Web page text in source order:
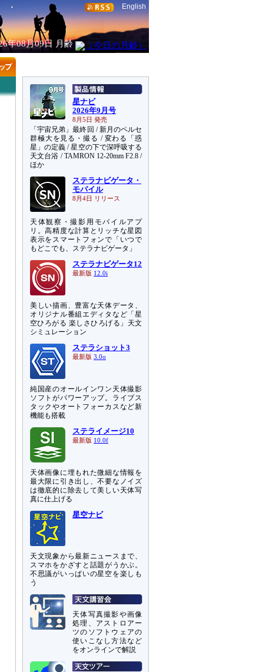
English
年08月09日 月齢
星ナビ
2026年9月号
8月5日 発売
「宇宙兄弟」最終回 / 新月のペルセ
群極大を見る・撮る / 変わる「惑
星」の定義 / 星空の下で深呼吸する
天文台浴 / TAMRON 12-20mm F2.8 /
ほか
ステラナビゲータ・
モバイル
8月4日 リリース
天体観察・撮影用モバイルアプ
リ。高精度な計算とリッチな星図
表示をスマートフォンで「いつで
もどこでも、ステラナビゲータ」
ステラナビゲータ12
最新版 12.0i
美しい描画、豊富な天体データ、
オリジナル番組エディタなど「星
空ひろがる 楽しさひろげる」天文
シミュレーション
ステラショット3
最新版 3.0o
純国産のオールインワン天体撮影
ソフトがパワーアップ。ライブス
タックやオートフォーカスなど新
機能も搭載
ステライメージ10
最新版 10.0f
天体画像に埋もれた微細な情報を
最大限に引き出し、不要なノイズ
は徹底的に除去して美しい天体写
真に仕上げる
星空ナビ
天文現象から最新ニュースまで、
スマホをかざすと話題がうかぶ。
不思議がいっぱいの星空を楽しも
う
天体写真撮影や画像
処理、アストロアー
ツのソフトウェアの
使いこなし方法など
をオンラインで解説